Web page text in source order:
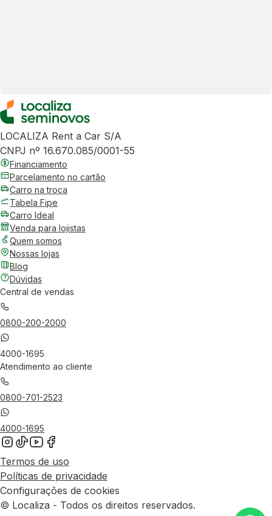
LOCALIZA Rent a Car S/A
CNPJ nº 16.670.085/0001-55
Financiamento
Parcelamento no cartão
Carro na troca
Tabela Fipe
Carro Ideal
Venda para lojistas
Quem somos
Nossas lojas
Blog
Dúvidas
Central de vendas
0800-200-2000
4000-1695
Atendimento ao cliente
0800-701-2523
4000-1695
Termos de uso
Políticas de privacidade
Configurações de cookies
© Localiza - Todos os direitos reservados.